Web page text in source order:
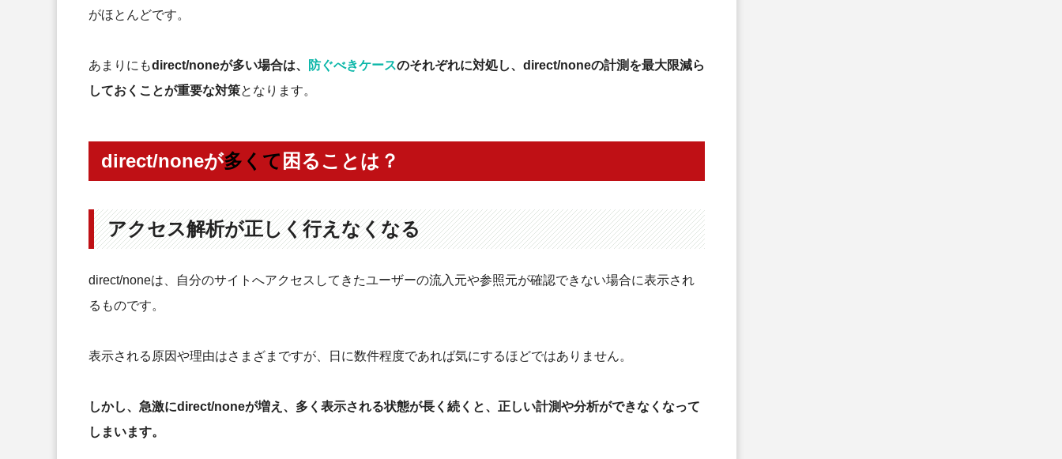
がほとんどです。
あまりにもdirect/noneが多い場合は、 防ぐべきケースのそれぞれに対処し、direct/noneの計測を最大限減ら
しておくことが重要な対策となります。
direct/noneが多くて 困ることは？
アクセス解析が正しく行えなくなる
direct/noneは、自分のサイトへアクセスしてきたユーザーの流入元や参照元が確認できない場合に表示され
るものです。
表示される原因や理由はさまざまですが、日に数件程度であれば気にするほどではありません。
しかし、急激にdirect/noneが増え、多く表示される状態が長く続くと、正しい計測や分析ができなくなって
しまいます。